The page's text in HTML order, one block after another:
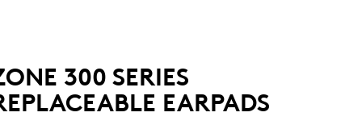
300 SERIES
EARPADS